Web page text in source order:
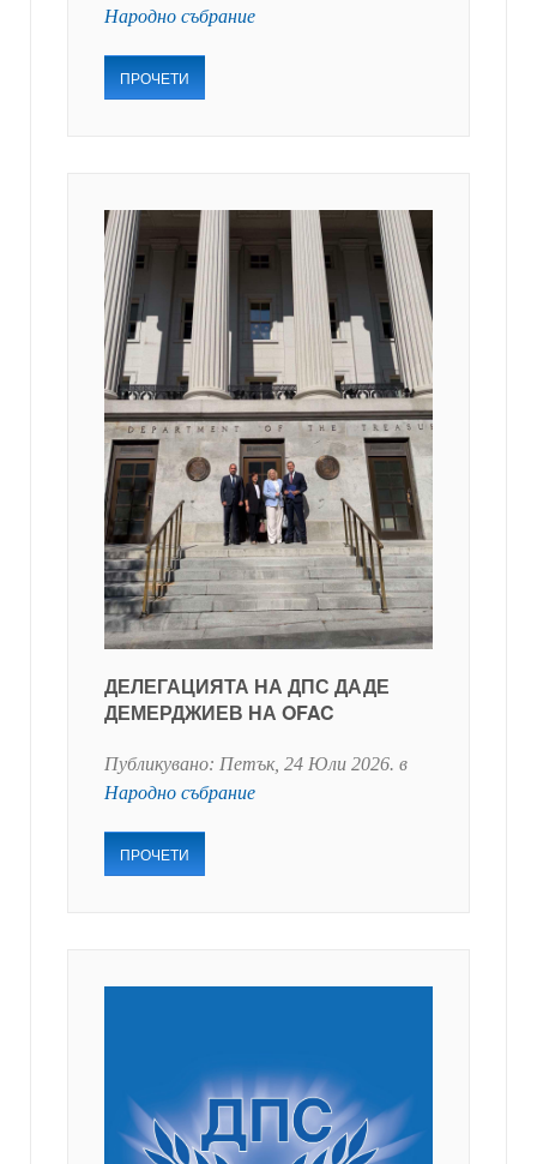
Народно събрание
ПРОЧЕТИ
ДЕЛЕГАЦИЯТА НА ДПС ДАДЕ
ДЕМЕРДЖИЕВ НА OFAC
Публикувано: Петък, 24 Юли 2026. в
Народно събрание
ПРОЧЕТИ